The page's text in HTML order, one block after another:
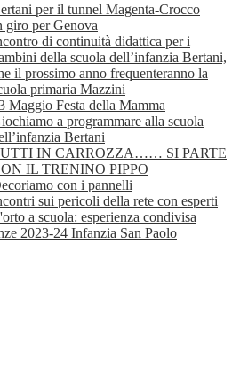
per il tunnel Magenta-Crocco
giro per Genova
di continuità didattica per i
della scuola dell’infanzia Bertani,
il prossimo anno frequenteranno la
primaria Mazzini
Maggio Festa della Mamma
a programmare alla scuola
Bertani
IN CARROZZA…… SI PARTE
IL TRENINO PIPPO
con i pannelli
sui pericoli della rete con esperti
a scuola: esperienza condivisa
2023-24 Infanzia San Paolo